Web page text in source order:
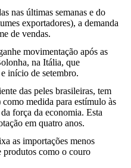
nas últimas semanas e do
exportadores), a demanda
de vendas.
movimentação após as
na Itália, que
início de setembro.
das peles brasileiras, tem
medida para estímulo às
força da economia. Esta
em quatro anos.
as importações menos
produtos como o couro